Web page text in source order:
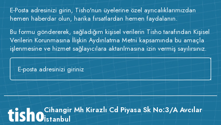
E-Posta adresinizi girin, Tisho'nun üyelerine özel ayrıcalıklarımızdan
hemen haberdar olun, harika fırsatlardan hemen faydalanın.
Bu formu göndererek, sağladığım kişisel verilerin Tisho tarafından Kişisel
Verilerin Korunmasına İlişkin Aydınlatma Metni kapsamında bu amaçla
işlenmesine ve hizmet sağlayıcılara aktarılmasına izin vermiş sayılırsınız.
Cihangir Mh Kirazlı Cd Piyasa Sk No:3/A Avcılar
İstanbul